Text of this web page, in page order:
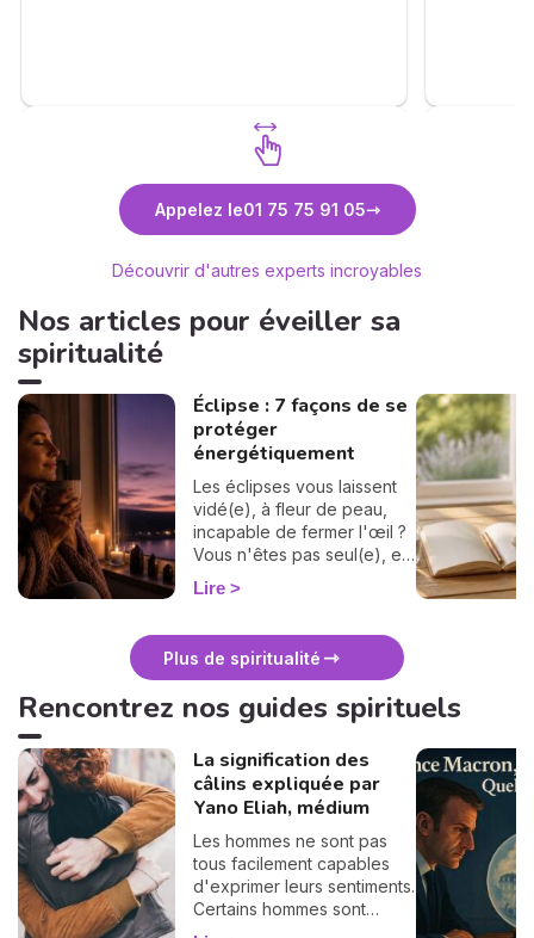
Découvrez Anne-Lyssia Coupart
Appelez le01 75 75 91 05
Découvrir d'autres experts incroyables
Nos articles pour éveiller sa
spiritualité
Éclipse : 7 façons de se
protéger
énergétiquement
Les éclipses vous laissent
vidé(e), à fleur de peau,
incapable de fermer l'œil ?
Vous n'êtes pas seul(e), et
surtout : ça se traverse en
douceur. Voici 7 gestes
énergétiquement et
intérieur. 🛡️🌒
Lire
Plus de spiritualité
Rencontrez nos guides spirituels
La signification des
câlins expliquée par
Yano Eliah, médium
Les hommes ne sont pas
tous facilement capables
d'exprimer leurs sentiments.
Certains hommes sont
habitués à contrôler leurs